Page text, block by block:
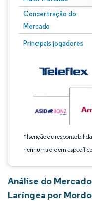
Concentração do
Mercado
Principais jogadores
*Isenção de
nenhuma ordem específica
Imagem © Mordor
Análise do
Laríngea por